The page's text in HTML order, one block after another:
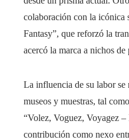
colaboración con la icónica
Fantasy”, que reforzó la
acercó la marca a nichos
La influencia de su labor se
museos y muestras, tal
“Volez, Voguez, Voyagez
contribución como nexo